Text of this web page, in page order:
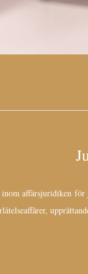
affärsjuridiken för